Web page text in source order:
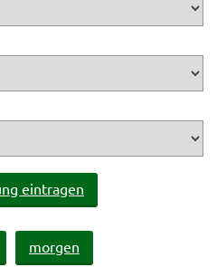
eintragen
morgen